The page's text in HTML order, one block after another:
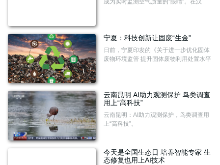
有了“千里眼”“顺风耳”。……
宁夏：科技创新让固废“生金”
日前，宁夏印发的《关于进一步优化固体
废物环境监管 提升固体废物利用处置水平
云南昆明 AI助力观测保护 鸟类调查
用上“高科技”
云南昆明：AI助力观测保护，鸟类调查用
上“高科技”。
今天是全国生态日 培养智能专家 生
态修复也用上AI技术